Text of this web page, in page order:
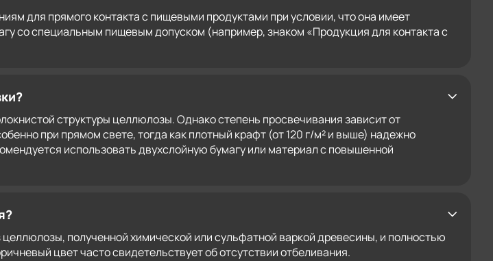
для прямого контакта с пищевыми продуктами при условии, что она имеет
со специальным пищевым допуском (например, знаком «Продукция для контакта с
структуры целлюлозы. Однако степень просвечивания зависит от
при прямом свете, тогда как плотный крафт (от 120 г/м² и выше) надежно
использовать двухслойную бумагу или материал с повышенной
полученной химической или сульфатной варкой древесины, и полностью
цвет часто свидетельствует об отсутствии отбеливания.